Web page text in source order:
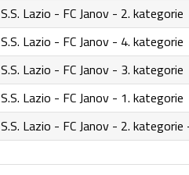
S.S. Lazio - FC Janov - 2. kategorie
S.S. Lazio - FC Janov - 4. kategorie
S.S. Lazio - FC Janov - 3. kategorie
S.S. Lazio - FC Janov - 1. kategorie
S.S. Lazio - FC Janov - 2.